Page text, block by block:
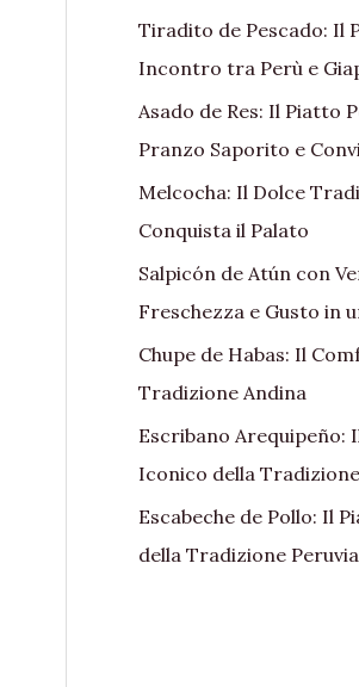
Tiradito de Pescado: Il
Incontro tra Perù e
Asado de Res: Il Piatto
Pranzo Saporito e
Melcocha: Il Dolce
Conquista il Palato
Salpicón de Atún con
Freschezza e Gusto in
Chupe de Habas: Il
Tradizione Andina
Escribano Arequipeño:
Iconico della
Escabeche de Pollo: Il
della Tradizione